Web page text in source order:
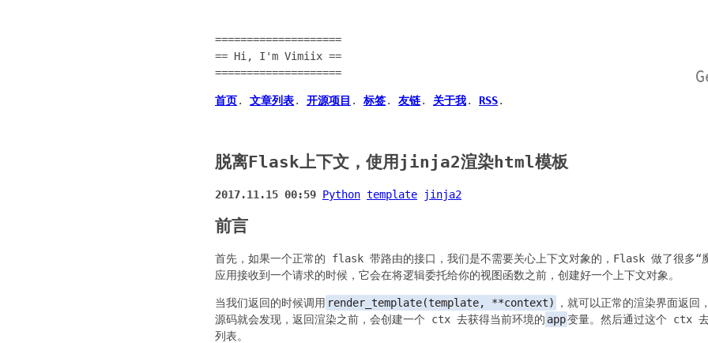
====================
== Hi, I'm Vimiix ==
====================
首页. 文章列表. 开源项目 . 标签. 友链. 关于我. RSS.
脱离Flask上下文，使用jinja2渲染html模板
2017.11.15 00:59 Python template jinja2
前言
首先，如果一个正常的 flask 带路由的接口，我们是不需要关心上下文对象的，Flask 做了很多
应用接收到一个请求的时候，它会在将逻辑委托给你的视图函数之前，创建好一个上下文对象。
当我们返回的时候调用 render_template(template, **context)
，就可以正常的渲染界面返回
源码就会发现，返回渲染之前，会创建一个 ctx 去获得当前环境的 app变量。然后通过这个 ctx
列表。